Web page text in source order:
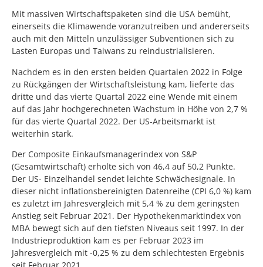
Mit massiven Wirtschaftspaketen sind die USA bemüht,
einerseits die Klimawende voranzutreiben und andererseits
auch mit den Mitteln unzulässiger Subventionen sich zu
Lasten Europas und Taiwans zu reindustrialisieren.
Nachdem es in den ersten beiden Quartalen 2022 in Folge
zu Rückgängen der Wirtschaftsleistung kam, lieferte das
dritte und das vierte Quartal 2022 eine Wende mit einem
auf das Jahr hochgerechneten Wachstum in Höhe von 2,7 %
für das vierte Quartal 2022. Der US-Arbeitsmarkt ist
weiterhin stark.
Der Composite Einkaufsmanagerindex von S&P
(Gesamtwirtschaft) erholte sich von 46,4 auf 50,2 Punkte.
Der US- Einzelhandel sendet leichte Schwächesignale. In
dieser nicht inflationsbereinigten Datenreihe (CPI 6,0 %) kam
es zuletzt im Jahresvergleich mit 5,4 % zu dem geringsten
Anstieg seit Februar 2021. Der Hypothekenmarktindex von
MBA bewegt sich auf den tiefsten Niveaus seit 1997. In der
Industrieproduktion kam es per Februar 2023 im
Jahresvergleich mit -0,25 % zu dem schlechtesten Ergebnis